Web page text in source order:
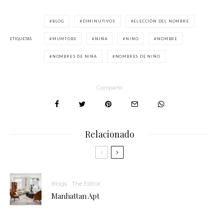
ETIQUETAS
BLOG DIMINUTIVOS ELECCIÓN DEL NOMBRE
MUMTOBE NIÑA NIÑO NOMBRE
NOMBRES DE NIÑA NOMBRES DE NIÑO
Compartir
Relacionado
Blogs The Editor
Manhattan Apt